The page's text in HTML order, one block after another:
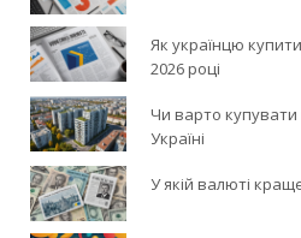
Як українцю
2026 році
Чи варто купувати
Україні
У якій валюті